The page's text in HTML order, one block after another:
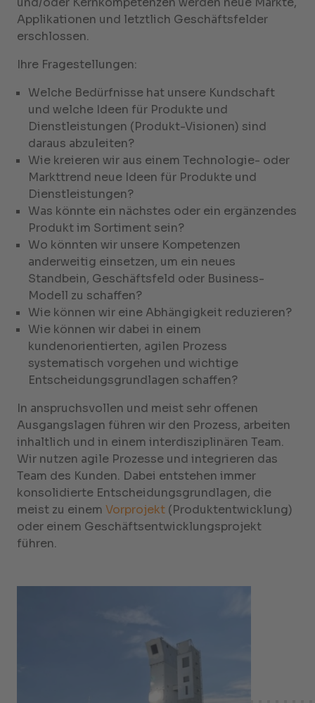
Applikationen und letztlich Geschäftsfelder
erschlossen.
Ihre Fragestellungen:
Welche Bedürfnisse hat unsere Kundschaft
und welche Ideen für Produkte und
Dienstleistungen (Produkt-Visionen) sind
daraus abzuleiten?
Wie kreieren wir aus einem Technologie- oder
Markttrend neue Ideen für Produkte und
Dienstleistungen?
Was könnte ein nächstes oder ein ergänzendes
Produkt im Sortiment sein?
Wo könnten wir unsere Kompetenzen
anderweitig einsetzen, um ein neues
Standbein, Geschäftsfeld oder Business-
Modell zu schaffen?
Wie können wir eine Abhängigkeit reduzieren?
Wie können wir dabei in einem
kundenorientierten, agilen Prozess
systematisch vorgehen und wichtige
Entscheidungsgrundlagen schaffen?
In anspruchsvollen und meist sehr offenen
Ausgangslagen führen wir den Prozess, arbeiten
inhaltlich und in einem interdisziplinären Team.
Wir nutzen agile Prozesse und integrieren das
Team des Kunden. Dabei entstehen immer
konsolidierte Entscheidungsgrundlagen, die
meist zu einem Vorprojekt (Produktentwicklung)
oder einem Geschäftsentwicklungsprojekt
führen.